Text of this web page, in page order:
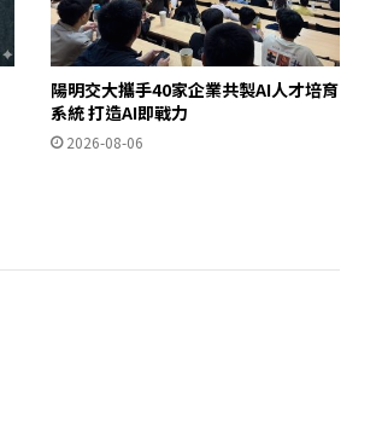
陽明交大攜手40家企業共製AI人才培育
系統 打造AI即戰力
2026-08-06